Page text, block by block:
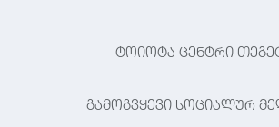
ტოიოტა ცენტრი
გამოგვყევი სოციალურ